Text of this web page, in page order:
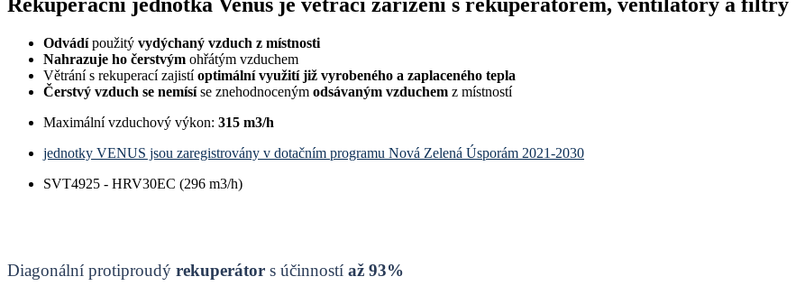
Odvádípoužitý vydýchaný vzduch z místnosti
Nahrazuje ho čerstvým ohřátým vzduchem
Větrání s rekuperací zajistíoptimální využití již vyrobeného a zaplaceného tepla
Čerstvý vzduch se nemísíse znehodnoceným odsávaným vzduchem z místností
Maximální vzduchový výkon: 315 m3/h
jednotky VENUS jsou zaregistrovány v dotačním programu Nová Zelená Úsporám 2021-2030
SVT4925 - HRV30EC (296 m3/h)
Diagonální protiproudý rekuperátor s účinností až 93%